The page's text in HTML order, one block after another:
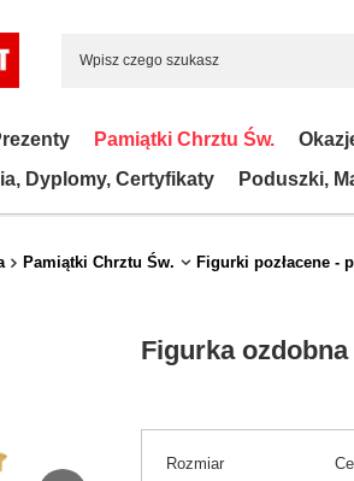
Pamiątki Chrztu Św.
Dyplomy, Certyfikaty Poduszki,
Pamiątki Chrztu Św. Figurki pozłacene -
Figurka ozdobna
Rozmiar